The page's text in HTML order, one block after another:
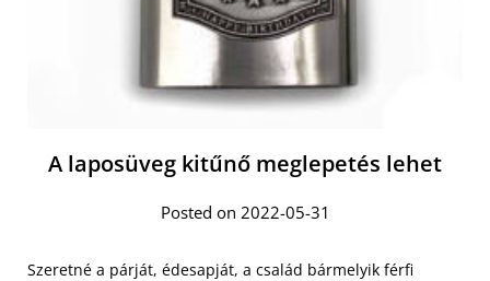
A laposüveg kitűnő meglepetés lehet
Posted on 2022-05-31
Szeretné a párját, édesapját, a család bármelyik férfi